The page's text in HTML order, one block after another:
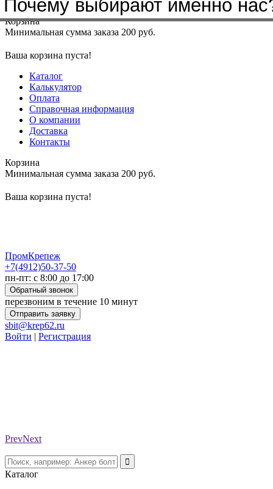
Меню+7(4912)50-37-50sbit@krep62.ru
Корзина
Минимальная сумма заказа 200 руб.
Ваша корзина пуста!
Каталог
Калькулятор
Оплата
Справочная информация
О компании
Доставка
Контакты
Корзина
Минимальная сумма заказа 200 руб.
Ваша корзина пуста!
ПромКрепеж
+7(4912)50-37-50
пн-пт: с 8:00 до 17:00
Обратный звонок
перезвоним в течение 10 минут
Отправить заявку
sbit@krep62.ru
Войти | Регистрация
PrevNext
Каталог
с которыми мы
Почему выбирают именно